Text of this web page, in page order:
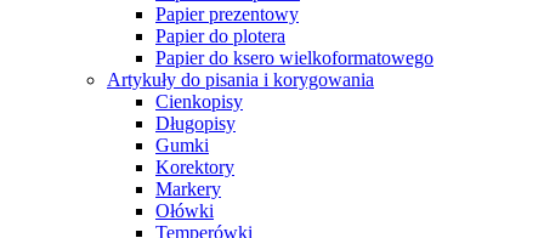
Papier prezentowy
Papier do plotera
Papier do ksero wielkoformatowego
Artykuły do pisania i korygowania
Cienkopisy
Długopisy
Gumki
Korektory
Markery
Ołówki
Temperówki